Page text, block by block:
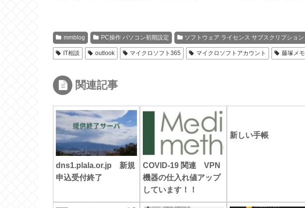
mmblog PC操作 パソコン初期設定 ソフトウェア ライセンス サブスクリプション
IT相談 outlook マイクロソフト365 マイクロソフトアカウント 藤塚メモ
関連記事
dns1.plala.or.jp 新規
申込受付終了
COVID-19 関連 VPN
機器の仕入れ値アップ
しています！！
新しい手帳